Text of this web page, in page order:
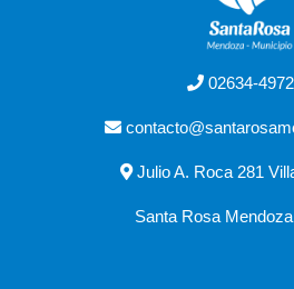
02634-
Julio A. Roca 281
Santa Rosa